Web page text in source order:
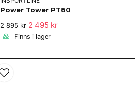
Power Tower PT80
2 895 kr 2 495 kr
Finns i lager